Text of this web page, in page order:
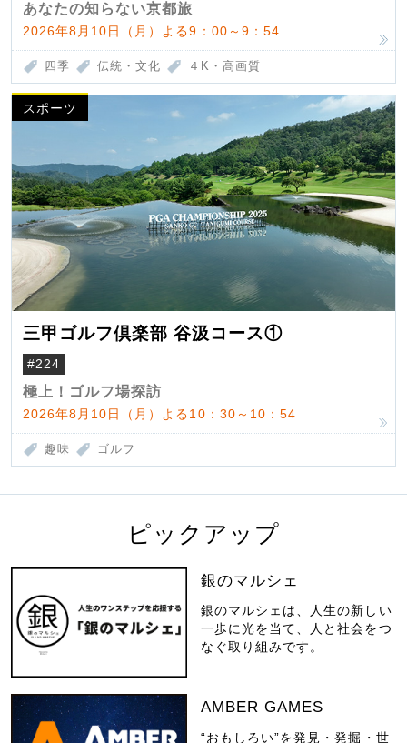
あなたの知らない京都旅
2026年8月10日（月）よる9：00～9：54
四季 伝統・文化 ４K・高画質
スポーツ
三甲ゴルフ倶楽部 谷汲コース①
#224
極上！ゴルフ場探訪
2026年8月10日（月）よる10：30～10：54
趣味 ゴルフ
ピックアップ
銀のマルシェ
銀のマルシェは、人生の新しい
一歩に光を当て、人と社会をつ
なぐ取り組みです。
AMBER GAMES
“おもしろい”を発見・発掘・世